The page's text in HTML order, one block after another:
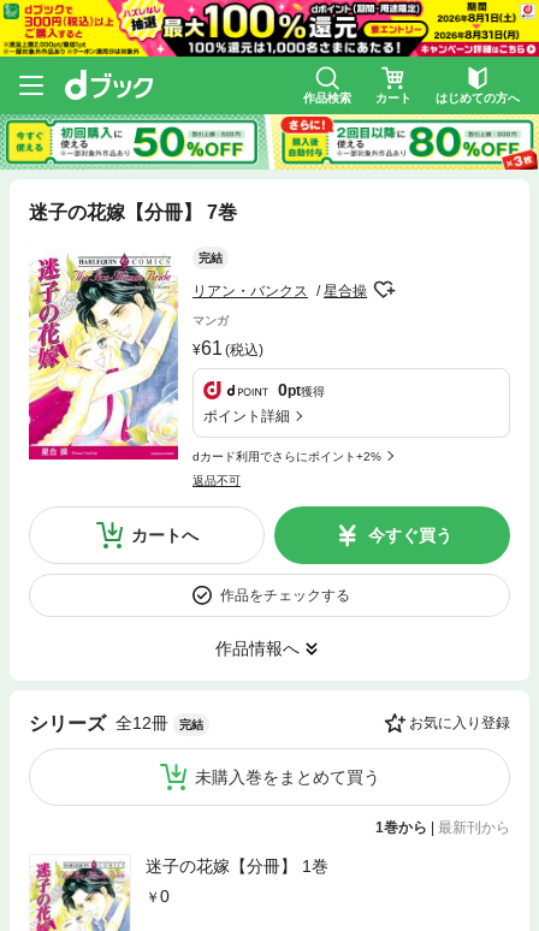
作品検索 カート はじめての方へ
迷子の花嫁【分冊】 7巻
完結
リアン・バンクス 星合操
マンガ
61 (税込)
0pt獲得
ポイント詳細
dカード利用でさらにポイント+2%
返品不可
カートへ 今すぐ買う
作品をチェックする
作品情報へ
シリーズ 全12冊 完結 お気に入り登録
未購入巻をまとめて買う
1巻から 最新刊から
迷子の花嫁【分冊】 1巻
0